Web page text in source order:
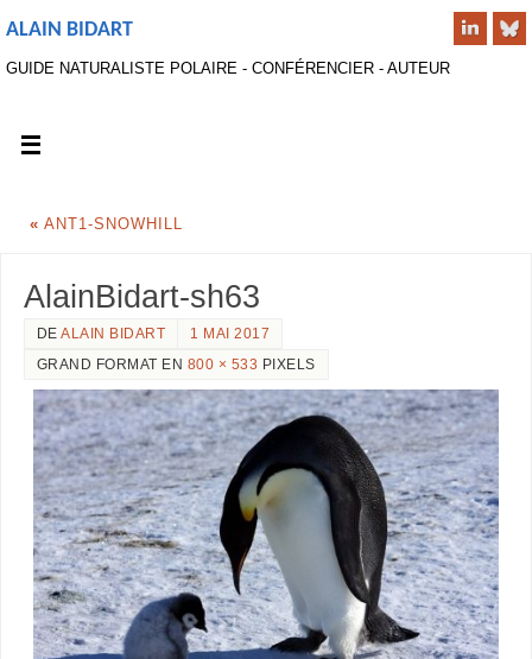
ALAIN BIDART
GUIDE NATURALISTE POLAIRE - CONFÉRENCIER - AUTEUR
« ANT1-SNOWHILL
AlainBidart-sh63
DEALAIN BIDART
1 MAI 2017
GRAND FORMAT EN 800 × 533 PIXELS